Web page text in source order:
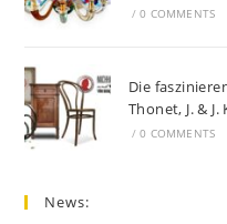
/ 0 COMMENTS
Die
Thonet, J. &
/ 0 COMMENTS
News: